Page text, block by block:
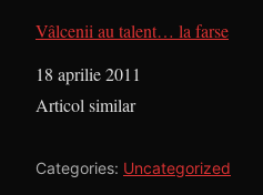
Vâlcenii au talent… la farse
Dată
18 aprilie 2011
În legătură cu
Articol similar
Categories: Uncategorized